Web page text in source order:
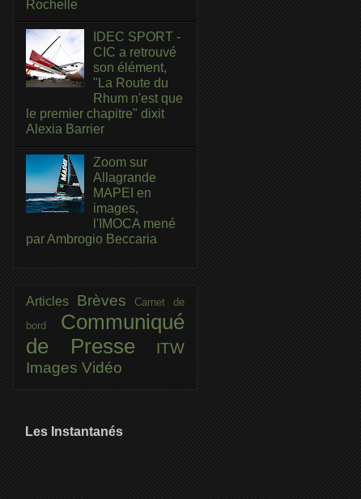
Rochelle
IDEC SPORT -
CIC a retrouvé
son élément,
"La Route du
Rhum n'est que
le premier chapitre" dixit
Alexia Barrier
Zoom sur
Allagrande
MAPEI en
images,
l'IMOCA mené
par Ambrogio Beccaria
Articles BrèvesCarnet de
bord Communiqué
de Presse
ITW
Images Vidéo
Les Instantanés